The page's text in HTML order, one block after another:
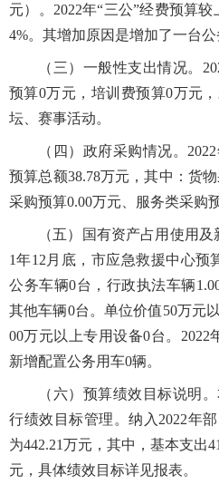
元）。2022年“三公”经费预算
4%。其增加原因是增加了一台公
（三）一般性支出情况。
预算0万元，培训费预算0万元
坛、赛事活动。
（四）政府采购情况。
预算总额38.78万元，其中：货
采购预算0.00万元、服务类采购
（五）国有资产占用使用
1年12月底，市应急救援中心预
公务车辆0台，行政执法车辆
其他车辆0台。单位价值50万元
00万元以上专用设备0台。2022
新增配置公务用车0辆。
（六）预算绩效目标说明
行绩效目标管理。纳入2022年
为442.21万元，其中，基本支出
元，具体绩效目标详见报表。